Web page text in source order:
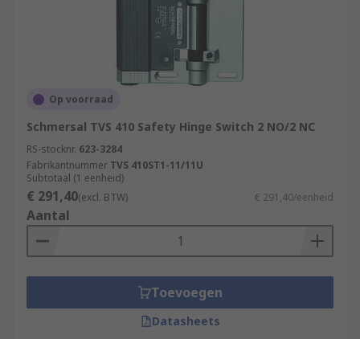
Op voorraad
Schmersal TVS 410 Safety Hinge Switch 2 NO/2 NC
RS-stocknr. 623-3284
Fabrikantnummer TVS 410ST1-11/11U
Subtotaal (1 eenheid)
€ 291,40(excl. BTW) € 291,40/eenheid
Aantal
Toevoegen
Datasheets